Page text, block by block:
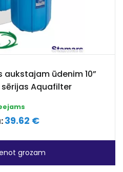
aukstajam ūdenim 10”
sērijas Aquafilter
39.62 €
grozam